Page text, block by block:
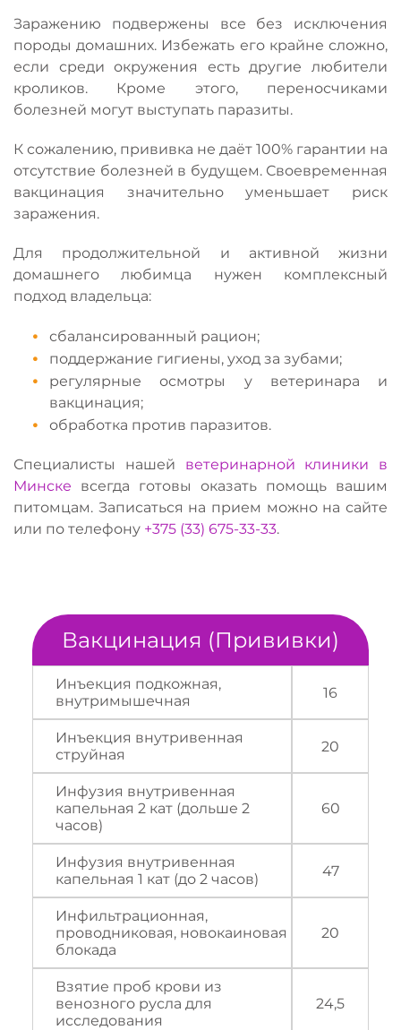
Заражению подвержены все без исключения
породы домашних. Избежать его крайне сложно,
если среди окружения есть другие любители
кроликов. Кроме этого, переносчиками
болезней могут выступать паразиты.
К сожалению, прививка не даёт 100% гарантии на
отсутствие болезней в будущем. Своевременная
вакцинация значительно уменьшает риск
заражения.
Для продолжительной и активной жизни
домашнего любимца нужен комплексный
подход владельца:
сбалансированный рацион;
поддержание гигиены, уход за зубами;
регулярные осмотры у ветеринара и
вакцинация;
обработка против паразитов.
Специалисты нашей ветеринарной клиники в
Минске всегда готовы оказать помощь вашим
питомцам. Записаться на прием можно на сайте
или по телефону +375 (33) 675-33-33.
Вакцинация (Прививки)
Инъекция подкожная,
внутримышечная
16
Инъекция внутривенная
струйная
20
Инфузия внутривенная
капельная 2 кат (дольше 2
часов)
60
Инфузия внутривенная
капельная 1 кат (до 2 часов)
47
Инфильтрационная,
проводниковая, новокаиновая
блокада
20
Взятие проб крови из
венозного русла для
исследования
24,5